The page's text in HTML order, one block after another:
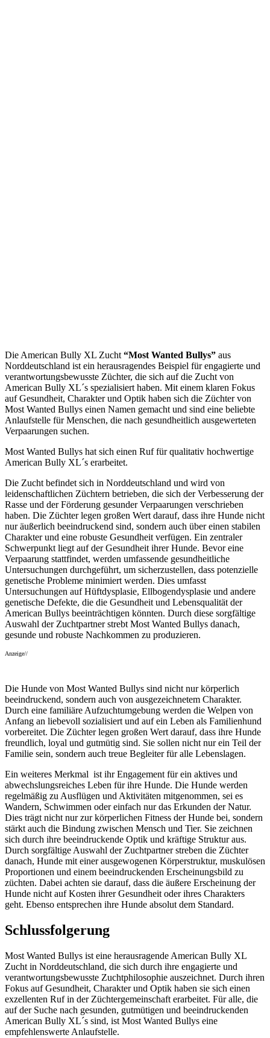
Die American Bully XL Zucht “Most Wanted Bullys” aus
Norddeutschland ist ein herausragendes Beispiel für engagierte und
verantwortungsbewusste Züchter, die sich auf die Zucht von
American Bully XL´s spezialisiert haben. Mit einem klaren Fokus
auf Gesundheit, Charakter und Optik haben sich die Züchter von
Most Wanted Bullys einen Namen gemacht und sind eine beliebte
Anlaufstelle für Menschen, die nach gesundheitlich ausgewerteten
Verpaarungen suchen.
Most Wanted Bullys hat sich einen Ruf für qualitativ hochwertige
American Bully XL´s erarbeitet.
Die Zucht befindet sich in Norddeutschland und wird von
leidenschaftlichen Züchtern betrieben, die sich der Verbesserung der
Rasse und der Förderung gesunder Verpaarungen verschrieben
haben. Die Züchter legen großen Wert darauf, dass ihre Hunde nicht
nur äußerlich beeindruckend sind, sondern auch über einen stabilen
Charakter und eine robuste Gesundheit verfügen. Ein zentraler
Schwerpunkt liegt auf der Gesundheit ihrer Hunde. Bevor eine
Verpaarung stattfindet, werden umfassende gesundheitliche
Untersuchungen durchgeführt, um sicherzustellen, dass potenzielle
genetische Probleme minimiert werden. Dies umfasst
Untersuchungen auf Hüftdysplasie, Ellbogendysplasie und andere
genetische Defekte, die die Gesundheit und Lebensqualität der
American Bullys beeinträchtigen könnten. Durch diese sorgfältige
Auswahl der Zuchtpartner strebt Most Wanted Bullys danach,
gesunde und robuste Nachkommen zu produzieren.
Anzeige//
Die Hunde von Most Wanted Bullys sind nicht nur körperlich
beeindruckend, sondern auch von ausgezeichnetem Charakter.
Durch eine familiäre Aufzuchtumgebung werden die Welpen von
Anfang an liebevoll sozialisiert und auf ein Leben als Familienhund
vorbereitet. Die Züchter legen großen Wert darauf, dass ihre Hunde
freundlich, loyal und gutmütig sind. Sie sollen nicht nur ein Teil der
Familie sein, sondern auch treue Begleiter für alle Lebenslagen.
Ein weiteres Merkmal ist ihr Engagement für ein aktives und
abwechslungsreiches Leben für ihre Hunde. Die Hunde werden
regelmäßig zu Ausflügen und Aktivitäten mitgenommen, sei es
Wandern, Schwimmen oder einfach nur das Erkunden der Natur.
Dies trägt nicht nur zur körperlichen Fitness der Hunde bei, sondern
stärkt auch die Bindung zwischen Mensch und Tier. Sie zeichnen
sich durch ihre beeindruckende Optik und kräftige Struktur aus.
Durch sorgfältige Auswahl der Zuchtpartner streben die Züchter
danach, Hunde mit einer ausgewogenen Körperstruktur, muskulösen
Proportionen und einem beeindruckenden Erscheinungsbild zu
züchten. Dabei achten sie darauf, dass die äußere Erscheinung der
Hunde nicht auf Kosten ihrer Gesundheit oder ihres Charakters
geht. Ebenso entsprechen ihre Hunde absolut dem Standard.
Schlussfolgerung
Most Wanted Bullys ist eine herausragende American Bully XL
Zucht in Norddeutschland, die sich durch ihre engagierte und
verantwortungsbewusste Zuchtphilosophie auszeichnet. Durch ihren
Fokus auf Gesundheit, Charakter und Optik haben sie sich einen
exzellenten Ruf in der Züchtergemeinschaft erarbeitet. Für alle, die
auf der Suche nach gesunden, gutmütigen und beeindruckenden
American Bully XL´s sind, ist Most Wanted Bullys eine
empfehlenswerte Anlaufstelle.